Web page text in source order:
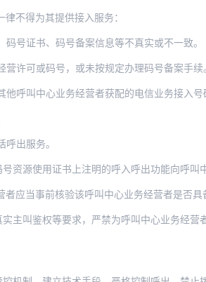
不得为其提供接入服务：
号证书、码号备案信息等不真实或不一致。
许可或码号，或未按规定办理码号备案手续。
呼叫中心业务经营者获配的电信业务接入号
出服务。
资源使用证书上注明的呼入呼出功能向呼叫
叫鉴权等要求，严禁为呼叫中心业务经营者或